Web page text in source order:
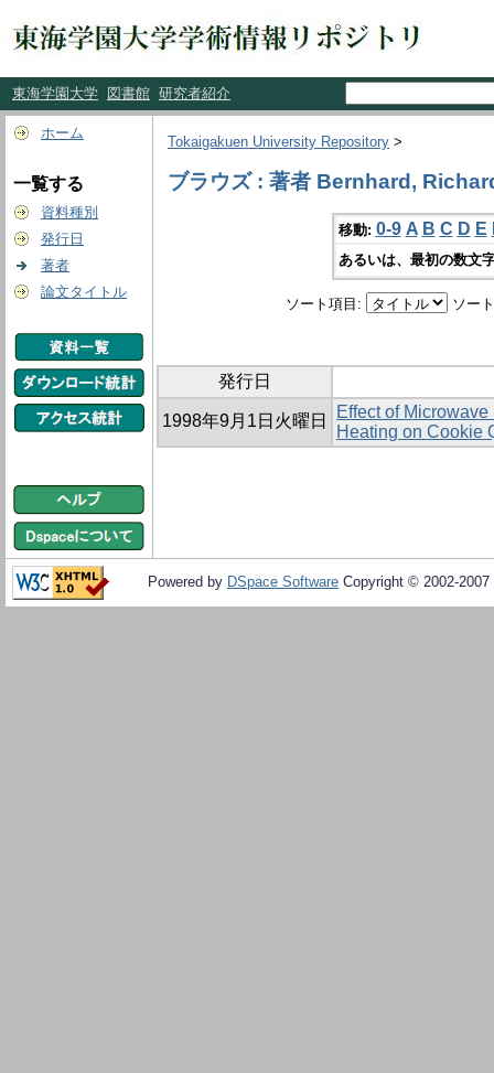
東海学園大学 図書館 研究者紹介
ホーム
一覧する
資料種別
発行日
著者
論文タイトル
Tokaigakuen University Repository >
ブラウズ : 著者 Bernhard,
移動: 0-9 A B C D E
あるいは、最初の数文
ソート項目: ソー
発行日
1998年9月1日火曜日
Effect of
Heating on Cookie
Powered by DSpace Software Copyright © 2002-2007